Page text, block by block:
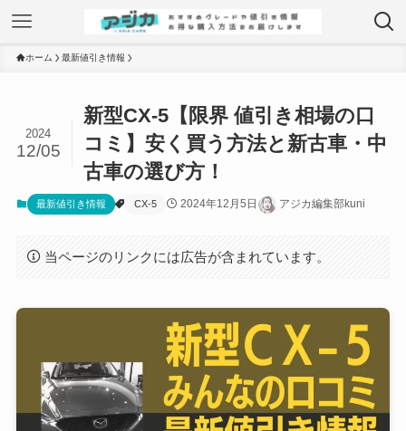
ホーム 最新値引き情報
新型CX-5【限界 値引き相場の口
コミ】安く買う方法と新古車・中
古車の選び方！
2024
12/05
最新値引き情報 CX-5 2024年12月5日 アジカ編集部kuni
当ページのリンクには広告が含まれています。